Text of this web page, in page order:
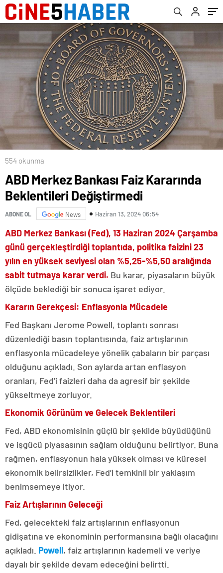
554 okunma
ABD Merkez Bankası Faiz Kararında
Beklentileri Değiştirmedi
ABONE OL News Haziran 13, 2024 06:54
ABD Merkez Bankası (Fed), 13 Haziran 2024 Çarşamba
günü gerçekleştirdiği toplantıda, politika faizini 23
yılın en yüksek seviyesi olan %5,25-%5,50 aralığında
sabit tutmaya karar verdi. Bu karar, piyasaların büyük
ölçüde beklediği bir sonuca işaret ediyor.
Kararın Gerekçesi: Enflasyonla Mücadele
Fed Başkanı Jerome Powell, toplantı sonrası
düzenlediği basın toplantısında, faiz artışlarının
enflasyonla mücadeleye yönelik çabaların bir parçası
olduğunu açıkladı. Son aylarda artan enflasyon
oranları, Fed’i faizleri daha da agresif bir şekilde
yükseltmeye zorluyor.
Ekonomik Görünüm ve Gelecek Beklentileri
Fed, ABD ekonomisinin güçlü bir şekilde büyüdüğünü
ve işgücü piyasasının sağlam olduğunu belirtiyor. Buna
rağmen, enflasyonun hala yüksek olması ve küresel
ekonomik belirsizlikler, Fed’i temkinli bir yaklaşım
benimsemeye itiyor.
Faiz Artışlarının Geleceği
Fed, gelecekteki faiz artışlarının enflasyonun
gidişatına ve ekonominin performansına bağlı olacağını
açıkladı. Powell, faiz artışlarının kademeli ve veriye
dayalı bir şekilde devam edeceğini belirtti.